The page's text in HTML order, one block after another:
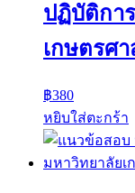
ปฏิบัติกา
เกษตรศ
฿380
หยิบใส่ตะกร้า